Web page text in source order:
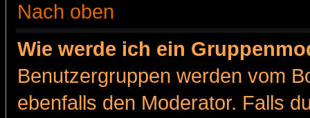
Nach oben
Wie werde ich ein
Benutzergruppen werden vom
ebenfalls den Moderator. Falls